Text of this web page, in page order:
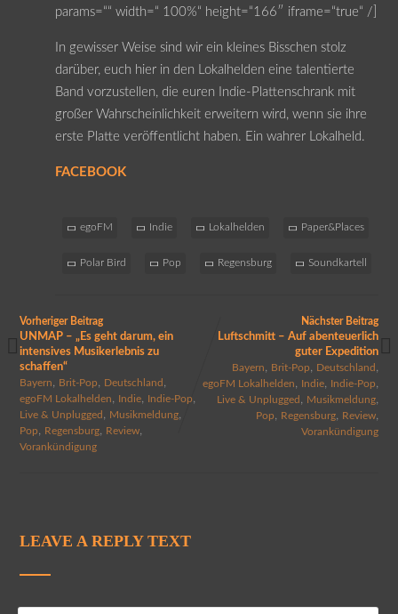
params=““ width=“ 100%“ height=“166″ iframe=“true“ /]
In gewisser Weise sind wir ein kleines Bisschen stolz
darüber, euch hier in den Lokalhelden eine talentierte
Band vorzustellen, die euren Indie-Plattenschrank mit
großer Wahrscheinlichkeit erweitern wird, wenn sie ihre
erste Platte veröffentlicht haben. Ein wahrer Lokalheld.
FACEBOOK
egoFM Indie Lokalhelden Paper&Places
Polar Bird Pop Regensburg Soundkartell
Vorheriger Beitrag
UNMAP – „Es geht darum, ein
intensives Musikerlebnis zu
schaffen“
Bayern Brit-Pop Deutschland
egoFM Lokalhelden Indie, Indie-Pop
Live & Unplugged Musikmeldung,
Pop Regensburg, Review,
Vorankündigung
Nächster Beitrag
Luftschmitt – Auf abenteuerlich
guter Expedition
Bayern Brit-Pop Deutschland
egoFM Lokalhelden Indie Indie-Pop
Live & Unplugged Musikmeldung
Pop Regensburg Review
Vorankündigung
LEAVE A REPLY TEXT